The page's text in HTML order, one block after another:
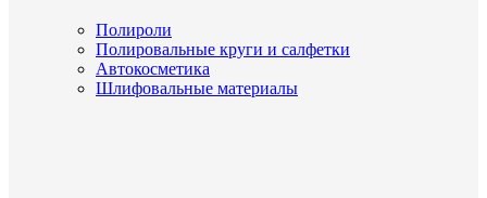
Полироли
Полировальные круги и салфетки
Автокосметика
Шлифовальные материалы